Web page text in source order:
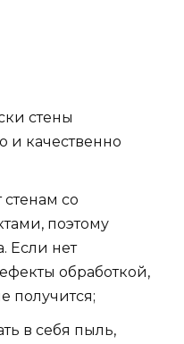
стены
и качественно
со
поэтому
Если нет
обработкой,
получится;
в себя пыль,